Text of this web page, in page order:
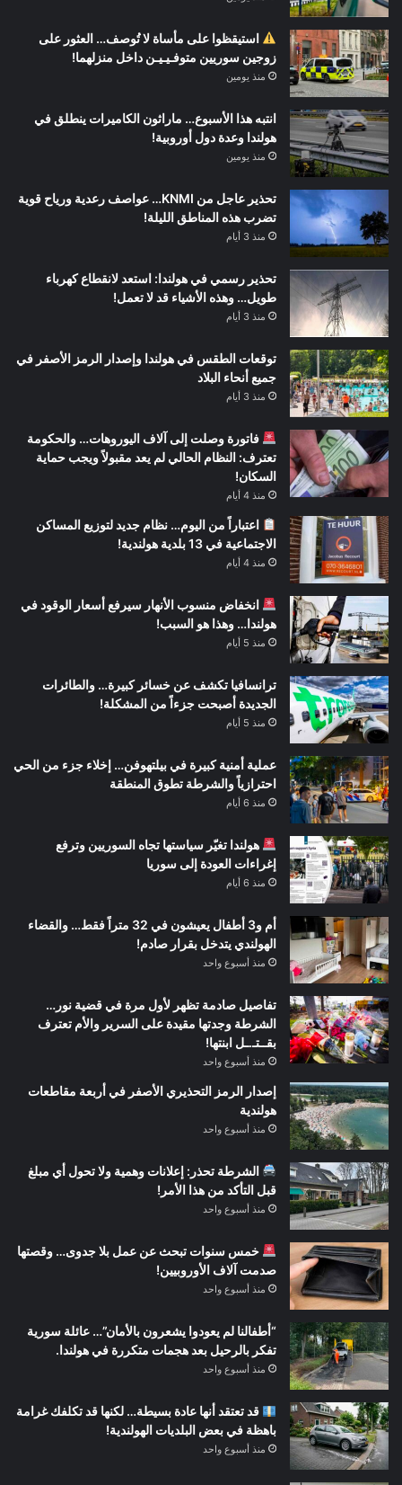
استيقظوا على مأساة لا تُوصف… العثور على
زوجين سوريين متوفـيـيـن داخل منزلهما!
منذ يومين
انتبه هذا الأسبوع… ماراثون الكاميرات ينطلق في
هولندا وعدة دول أوروبية!
منذ يومين
تحذير عاجل من KNMI… عواصف رعدية ورياح قوية
تضرب هذه المناطق الليلة!
منذ 3 أيام
تحذير رسمي في هولندا: استعد لانقطاع كهرباء
طويل… وهذه الأشياء قد لا تعمل!
منذ 3 أيام
توقعات الطقس في هولندا وإصدار الرمز الأصفر في
جميع أنحاء البلاد
منذ 3 أيام
فاتورة وصلت إلى آلاف اليوروهات… والحكومة
تعترف: النظام الحالي لم يعد مقبولاً ويجب حماية
السكان!
منذ 4 أيام
اعتباراً من اليوم… نظام جديد لتوزيع المساكن
الاجتماعية في 13 بلدية هولندية!
منذ 4 أيام
انخفاض منسوب الأنهار سيرفع أسعار الوقود في
هولندا… وهذا هو السبب!
منذ 5 أيام
ترانسافيا تكشف عن خسائر كبيرة… والطائرات
الجديدة أصبحت جزءاً من المشكلة!
منذ 5 أيام
عملية أمنية كبيرة في بيلتهوفن… إخلاء جزء من الحي
احترازياً والشرطة تطوق المنطقة
منذ 6 أيام
هولندا تغيّر سياستها تجاه السوريين وترفع
إغراءات العودة إلى سوريا
منذ 6 أيام
أم و3 أطفال يعيشون في 32 متراً فقط… والقضاء
الهولندي يتدخل بقرار صادم!
منذ أسبوع واحد
تفاصيل صادمة تظهر لأول مرة في قضية نور…
الشرطة وجدتها مقيدة على السرير والأم تعترف
بقــتـ.ـل ابنتها!
منذ أسبوع واحد
إصدار الرمز التحذيري الأصفر في أربعة مقاطعات
هولندية
منذ أسبوع واحد
الشرطة تحذر: إعلانات وهمية ولا تحول أي مبلغ
قبل التأكد من هذا الأمر!
منذ أسبوع واحد
خمس سنوات تبحث عن عمل بلا جدوى… وقصتها
صدمت آلاف الأوروبيين!
منذ أسبوع واحد
“أطفالنا لم يعودوا يشعرون بالأمان”… عائلة سورية
تفكر بالرحيل بعد هجمات متكررة في هولندا.
منذ أسبوع واحد
قد تعتقد أنها عادة بسيطة… لكنها قد تكلفك غرامة
باهظة في بعض البلديات الهولندية!
منذ أسبوع واحد